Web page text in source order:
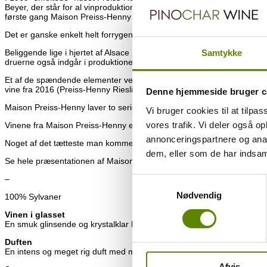
Samtykke
Denne hjemmeside bruger
Vi bruger cookies til at
vores trafik. Vi deler også
annonceringspartnere og
dem, eller som de har
Nødvendig
Beyer, der står for al vinproduktion både hos Maison Preiss-Henny
første gang Maison Preiss-Henny introduceres i Danmark, og jeg er
Det er ganske enkelt helt forrygende flotte Alsace vine, som man
Beliggende lige i hjertet af Alsace råder de over ca. 28 hektar
druerne også indgår i produktionen af vinene hos Maison Léon
Et af de spændende elementer ved vinene fra Maison Preiss-
vine fra 2016 (Preiss-Henny Riesling 2016) og 2011 (Cuvée Marcel
Maison Preiss-Henny laver to serier. Dels Preiss-Henny serien og
Vinene fra Maison Preiss-Henny er forrygende. Det er klassisk
Noget af det tætteste man kommer på den perfekte madvin!
Se hele præsentationen af Maison Preiss-Henny
–
100% Sylvaner
Vinen i glasset
En smuk glinsende og krystalklar lysegul farve i glasset. Lige en
Duften
En intens og meget rig duft med masser af spændende elementer.